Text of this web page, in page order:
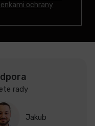
ochrany
rady
Jakub